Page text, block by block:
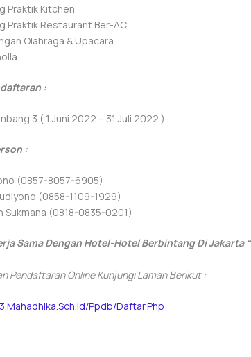
Praktik Kitchen
Praktik Restaurant Ber-AC
Olahraga & Upacara
:
3 ( 1 Juni 2022 – 31 Juli 2022 )
:
(0857-8057-6905)
(0858-1109-1929)
Sukmana (0818-0835-0201)
Sama Dengan Hotel-Hotel Berbintang Di Jakarta “
Pendaftaran Online Kunjungi Laman Berikut :
ppdb/daftar.php